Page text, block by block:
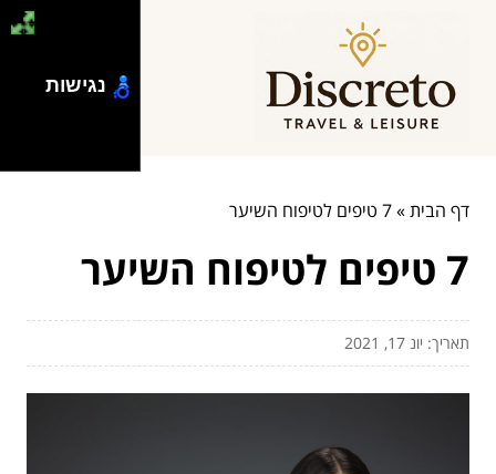
דף הבית»7 טיפים לטיפוח השיער
7 טיפים לטיפוח השיער
תאריך: יונ 17, 2021
נגישות